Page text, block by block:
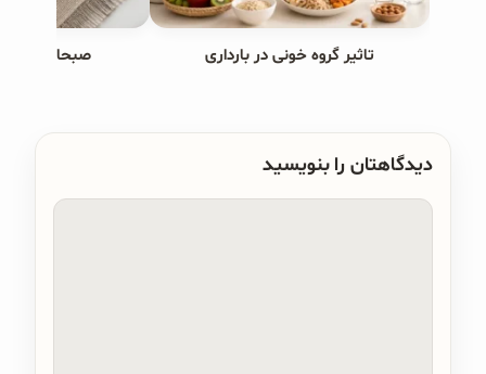
تاثیر گروه خونی در بارداری صبحانه های
دیدگاهتان را بنویسید